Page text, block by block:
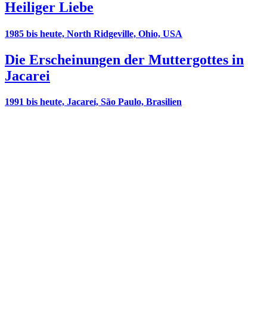
Heiliger Liebe
1985 bis heute, North Ridgeville, Ohio, USA
Die Erscheinungen der Muttergottes in
Jacarei
1991 bis heute, Jacareí, São Paulo, Brasilien